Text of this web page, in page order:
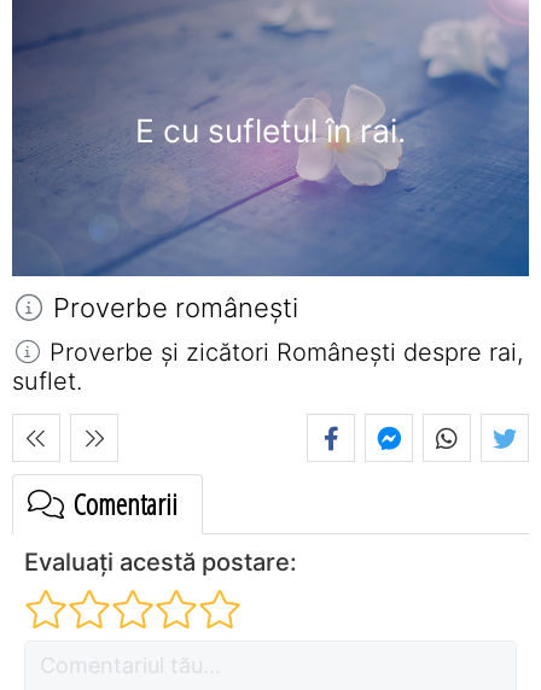
E cu sufletul în rai.
Proverbe româneşti
Proverbe și zicători Româneşti despre rai,
suflet.
Comentarii
Evaluați acestă postare: